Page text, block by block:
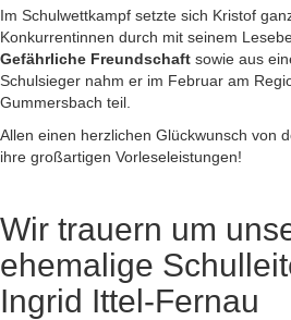
Im Schulwettkampf setzte sich Kristof
Konkurrentinnen durch mit seinem
Gefährliche Freundschaft sowie aus
Schulsieger nahm er im Februar am
Gummersbach teil.
Allen einen herzlichen Glückwunsch von
ihre großartigen Vorleseleistungen!
Wir trauern um
ehemalige
Ingrid Ittel-Fernau